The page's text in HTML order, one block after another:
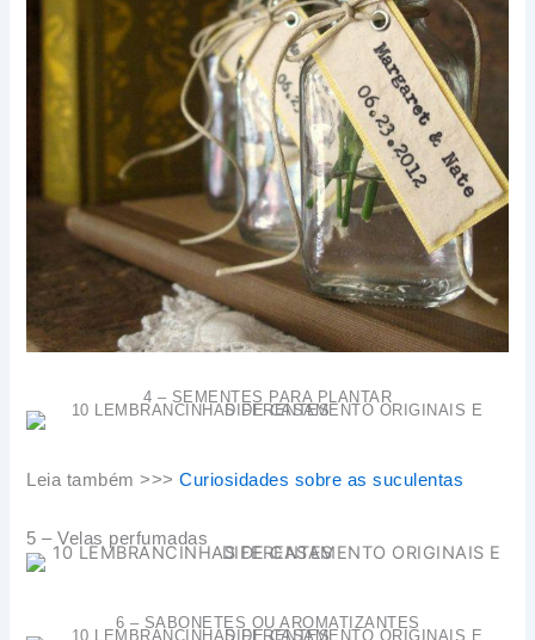
4 – SEMENTES PARA PLANTAR
Leia também >>>Curiosidades sobre as suculentas
5 – Velas perfumadas
6 – SABONETES OU AROMATIZANTES